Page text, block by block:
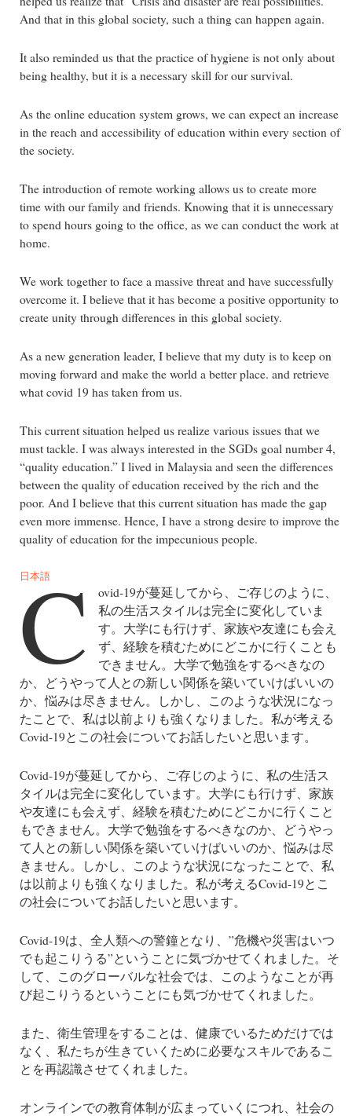
And that in this global society, such a thing can happen again.
It also reminded us that the practice of hygiene is not only about
being healthy, but it is a necessary skill for our survival.
As the online education system grows, we can expect an increase
in the reach and accessibility of education within every section of
the society.
The introduction of remote working allows us to create more
time with our family and friends. Knowing that it is unnecessary
to spend hours going to the office, as we can conduct the work at
home.
We work together to face a massive threat and have successfully
overcome it. I believe that it has become a positive opportunity to
create unity through differences in this global society.
As a new generation leader, I believe that my duty is to keep on
moving forward and make the world a better place. and retrieve
what covid 19 has taken from us.
This current situation helped us realize various issues that we
must tackle. I was always interested in the SGDs goal number 4,
“quality education.” I lived in Malaysia and seen the differences
between the quality of education received by the rich and the
poor. And I believe that this current situation has made the gap
even more immense. Hence, I have a strong desire to improve the
quality of education for the impecunious people.
日本語
C
ovid-19が蔓延してから、ご存じのように、
私の生活スタイルは完全に変化していま
す。大学にも行けず、家族や友達にも会え
ず、経験を積むためにどこかに行くことも
できません。大学で勉強をするべきなの
か、どうやって人との新しい関係を築いていけばいいの
か、悩みは尽きません。しかし、このような状況になっ
たことで、私は以前よりも強くなりました。私が考える
Covid-19とこの社会についてお話したいと思います。
Covid-19が蔓延してから、ご存じのように、私の生活ス
タイルは完全に変化しています。大学にも行けず、家族
や友達にも会えず、経験を積むためにどこかに行くこと
もできません。大学で勉強をするべきなのか、どうやっ
て人との新しい関係を築いていけばいいのか、悩みは尽
きません。しかし、このような状況になったことで、私
は以前よりも強くなりました。私が考えるCovid-19とこ
の社会についてお話したいと思います。
Covid-19は、全人類への警鐘となり、”危機や災害はいつ
でも起こりうる”ということに気づかせてくれました。そ
して、このグローバルな社会では、このようなことが再
び起こりうるということにも気づかせてくれました。
また、衛生管理をすることは、健康でいるためだけでは
なく、私たちが生きていくために必要なスキルであるこ
とを再認識させてくれました。
オンラインでの教育体制が広まっていくにつれ、社会の